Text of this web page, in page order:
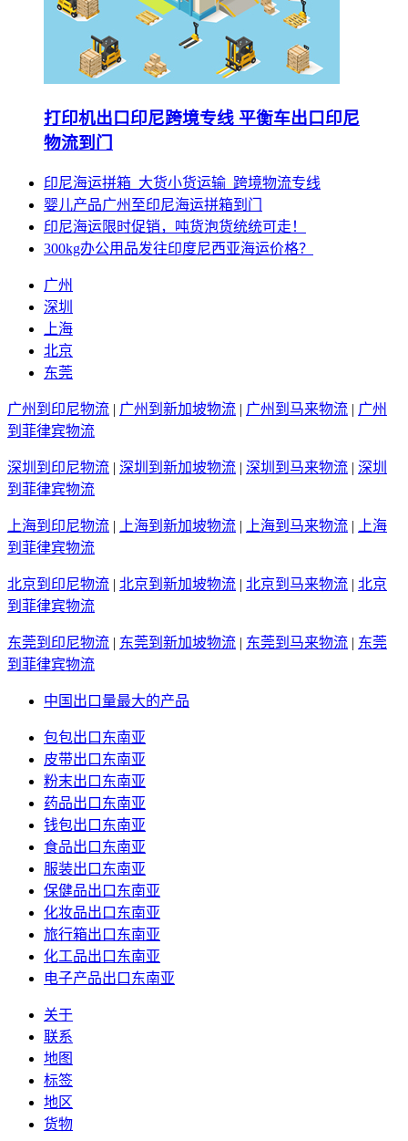
打印机出口印尼跨境专线 平衡车出口印尼
物流到门
印尼海运拼箱_大货小货运输_跨境物流专线
婴儿产品广州至印尼海运拼箱到门
印尼海运限时促销，吨货泡货统统可走！
300kg办公用品发往印度尼西亚海运价格？
广州
深圳
上海
北京
东莞
广州到印尼物流 | 广州到新加坡物流 | 广州到马来物流 | 广州
到菲律宾物流
深圳到印尼物流 | 深圳到新加坡物流 | 深圳到马来物流 | 深圳
到菲律宾物流
上海到印尼物流 | 上海到新加坡物流 | 上海到马来物流 |
上海
到菲律宾物流
北京到印尼物流 | 北京到新加坡物流 | 北京到马来物流 | 北京
到菲律宾物流
东莞到印尼物流 | 东莞到新加坡物流 | 东莞到马来物流 | 东莞
到菲律宾物流
中国出口量最大的产品
包包出口东南亚
皮带出口东南亚
粉末出口东南亚
药品出口东南亚
钱包出口东南亚
食品出口东南亚
服装出口东南亚
保健品出口东南亚
化妆品出口东南亚
旅行箱出口东南亚
化工品出口东南亚
电子产品出口东南亚
关于
联系
地图
标签
地区
货物